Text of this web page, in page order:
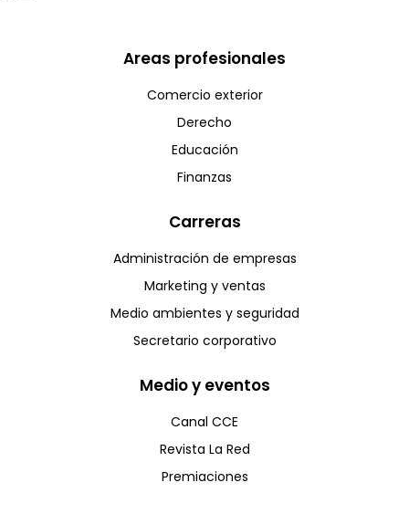
Areas profesionales
Comercio exterior
Derecho
Educación
Finanzas
Carreras
Administración de empresas
Marketing y ventas
Medio ambientes y seguridad
Secretario corporativo
Medio y eventos
Canal CCE
Revista La Red
Premiaciones